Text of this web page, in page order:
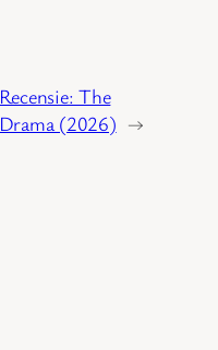
Recensie: The
Drama (2026) →